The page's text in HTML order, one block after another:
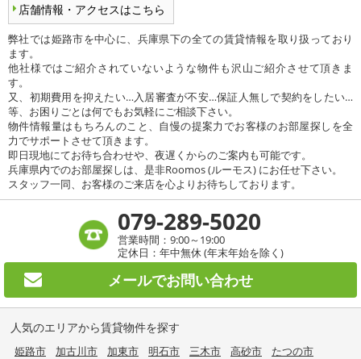
店舗情報・アクセスはこちら
弊社では姫路市を中心に、兵庫県下の全ての賃貸情報を取り扱っており
ます。
他社様ではご紹介されていないような物件も沢山ご紹介させて頂きま
す。
又、初期費用を抑えたい…入居審査が不安…保証人無しで契約をしたい…
等、お困りごとは何でもお気軽にご相談下さい。
物件情報量はもちろんのこと、自慢の提案力でお客様のお部屋探しを全
力でサポートさせて頂きます。
即日現地にてお待ち合わせや、夜遅くからのご案内も可能です。
兵庫県内でのお部屋探しは、是非Roomos (ルーモス) にお任せ下さい。
スタッフ一同、お客様のご来店を心よりお待ちしております。
079-289-5020
営業時間：9:00～19:00
定休日：年中無休 (年末年始を除く)
メールでお問い合わせ
人気のエリアから賃貸物件を探す
姫路市 加古川市 加東市 明石市 三木市 高砂市
たつの市